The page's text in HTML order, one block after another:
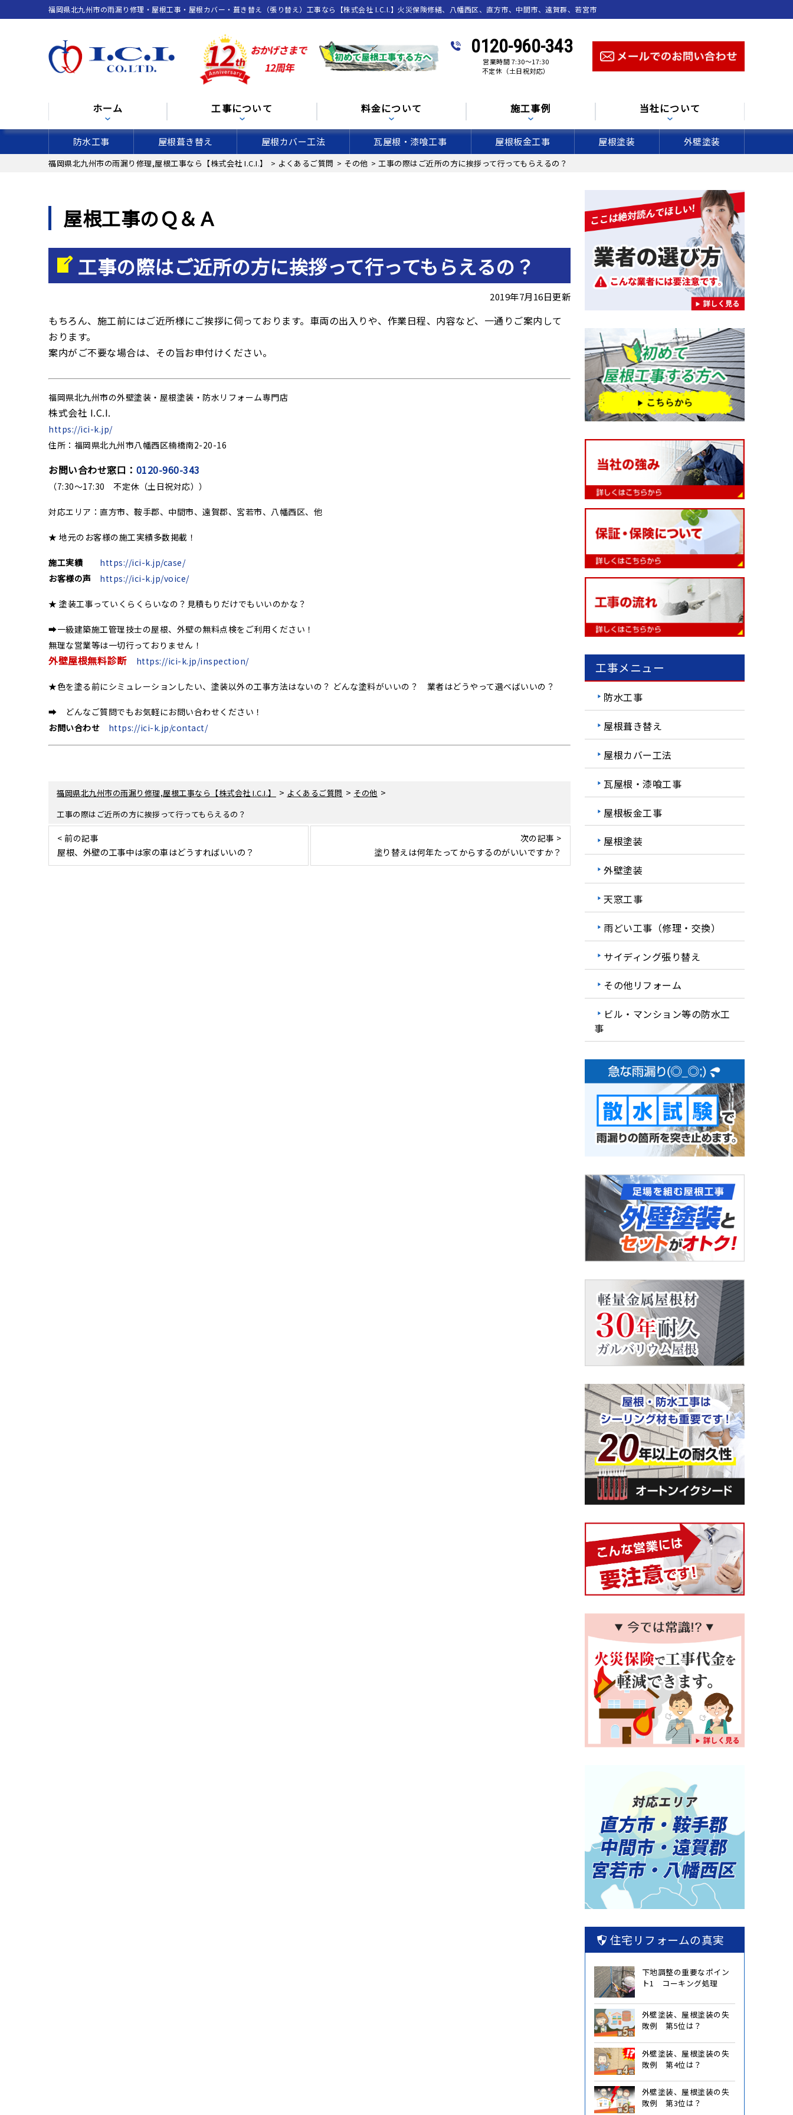
福岡県北九州市の雨漏り修理・屋根工事・屋根カバー・葺き替え（張り替え）工事なら【株式会社 I.C.I.】火災保険修繕、八幡西区、直方市、中間市、遠賀群、若宮市
0120-960-343
営業時間 7:30～17:30
不定休（土日祝対応）
ホーム 工事について 料金について 施工事例 当社について
防水工事 屋根葺き替え 屋根カバー工法 瓦屋根・漆喰工事 屋根板金工事 屋根塗装 外壁塗装
福岡県北九州市の雨漏り修理,屋根工事なら【株式会社 I.C.I.】 > よくあるご質問 > その他 > 工事の際はご近所の方に挨拶って行ってもらえるの？
屋根工事のＱ＆Ａ
工事の際はご近所の方に挨拶って行ってもらえるの？
2019年7月16日更新
もちろん、施工前にはご近所様にご挨拶に伺っております。車両の出入りや、作業日程、内容など、一通りご案内して
おります。
案内がご不要な場合は、その旨お申付けください。
福岡県北九州市の外壁塗装・屋根塗装・防水リフォーム専門店
株式会社 I.C.I.
https://ici-k.jp/
住所：福岡県北九州市八幡西区楠橋南2-20-16
お問い合わせ窓口： 0120-960-343
（7:30～17:30 不定休（土日祝対応））
対応エリア：直方市、鞍手郡、中間市、遠賀郡、宮若市、八幡西区、他
★ 地元のお客様の施工実績多数掲載！
施工実績
https://ici-k.jp/case/
お客様の声
https://ici-k.jp/voice/
★ 塗装工事っていくらくらいなの？見積もりだけでもいいのかな？
➡一級建築施工管理技士の屋根、外壁の無料点検をご利用ください！
無理な営業等は一切行っておりません！
外壁屋根無料診断 https://ici-k.jp/inspection/
★色を塗る前にシミュレーションしたい、塗装以外の工事方法はないの？ どんな塗料がいいの？ 業者はどうやって選べばいいの？
➡ どんなご質問でもお気軽にお問い合わせください！
お問い合わせ
https://ici-k.jp/contact/
福岡県北九州市の雨漏り修理,屋根工事なら【株式会社 I.C.I.】 > よくあるご質問 > その他 >
工事の際はご近所の方に挨拶って行ってもらえるの？
< 前の記事
屋根、外壁の工事中は家の車はどうすればいいの？
次の記事 >
塗り替えは何年たってからするのがいいですか？
工事メニュー
防水工事
屋根葺き替え
屋根カバー工法
瓦屋根・漆喰工事
屋根板金工事
屋根塗装
外壁塗装
天窓工事
雨どい工事（修理・交換）
サイディング張り替え
その他リフォーム
ビル・マンション等の防水工
事
住宅リフォームの真実
下地調整の重要なポイン
ト1 コーキング処理
外壁塗装、屋根塗装の失
敗例 第5位は？
外壁塗装、屋根塗装の失
敗例 第4位は？
外壁塗装、屋根塗装の失
敗例 第3位は？